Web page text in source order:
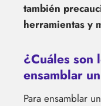
también
herramientas y
¿Cuáles son
ensamblar
Para ensamblar